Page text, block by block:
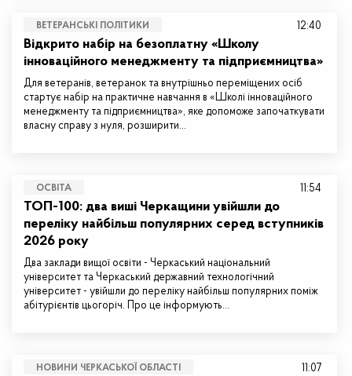
ВЕТЕРАНСЬКІ ПОЛІТИКИ
Відкрито набір на безоплатну «Школу
інноваційного менеджменту та підприємництва»
Для ветеранів, ветеранок та внутрішньо переміщених осіб
стартує набір на практичне навчання в «Школі інноваційного
менеджменту та підприємництва», яке допоможе започаткувати
власну справу з нуля, розширити…
12:40
ОСВІТА
ТОП-100: два виші Черкащини увійшли до
переліку найбільш популярних серед вступників
2026 року
Два заклади вищої освіти - Черкаський національний
університет та Черкаський державний технологічний
університет - увійшли до переліку найбільш популярних поміж
абітурієнтів цьогоріч. Про це інформують…
11:54
НОВИНИ ЧЕРКАСЬКОЇ ОБЛАСТІ 11:07